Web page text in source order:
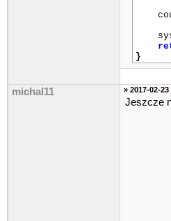
}
michal11 » 2017-02-
Jeszcze